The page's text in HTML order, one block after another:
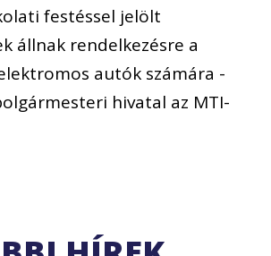
festéssel jelölt
állnak rendelkezésre a
autók számára -
hivatal az MTI-